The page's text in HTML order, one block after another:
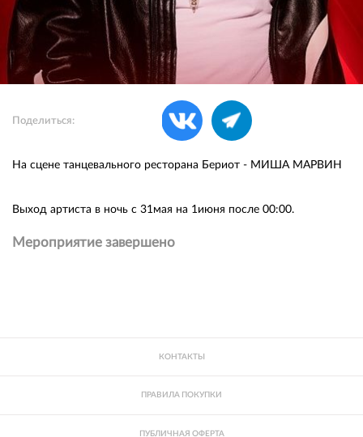
Поделиться:
На сцене танцевального ресторана Бериот - МИША МАРВИН
Выход артиста в ночь с 31мая на 1июня после 00:00.
Мероприятие завершено
КОНТАКТЫ
ПРАВИЛА ПОКУПКИ
ПУБЛИЧНАЯ ОФЕРТА